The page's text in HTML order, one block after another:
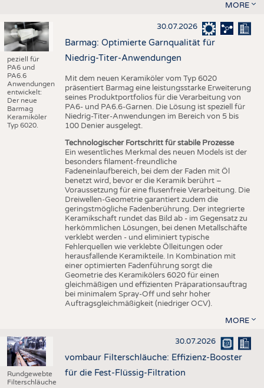
MORE
peziell für
PA6 und
PA6.6
Anwendungen
entwickelt:
Der neue
Barmag
Keramiköler
Typ 6020.
30.07.2026
Barmag: Optimierte Garnqualität für
Niedrig-Titer-Anwendungen
Mit dem neuen Keramiköler vom Typ 6020
präsentiert Barmag eine leistungsstarke Erweiterung
seines Produktportfolios für die Verarbeitung von
PA6- und PA6.6-Garnen. Die Lösung ist speziell für
Niedrig-Titer-Anwendungen im Bereich von 5 bis
100 Denier ausgelegt.
Technologischer Fortschritt für stabile Prozesse
Ein wesentliches Merkmal des neuen Models ist der
besonders filament-freundliche
Fadeneinlaufbereich, bei dem der Faden mit Öl
benetzt wird, bevor er die Keramik berührt –
Voraussetzung für eine flusenfreie Verarbeitung. Die
Dreiwellen-Geometrie garantiert zudem die
geringstmögliche Fadenberührung. Der integrierte
Keramikschaft rundet das Bild ab - im Gegensatz zu
herkömmlichen Lösungen, bei denen Metallschäfte
verklebt werden - und eliminiert typische
Fehlerquellen wie verklebte Ölleitungen oder
herausfallende Keramikteile. In Kombination mit
einer optimierten Fadenführung sorgt die
Geometrie des Keramikölers 6020 für einen
gleichmäßigen und effizienten Präparationsauftrag
bei minimalem Spray-Off und sehr hoher
Auftragsgleichmäßigkeit (niedriger OCV).
MORE
Rundgewebte
Filterschläuche
30.07.2026
vombaur Filterschläuche: Effizienz-Booster
für die Fest-Flüssig-Filtration